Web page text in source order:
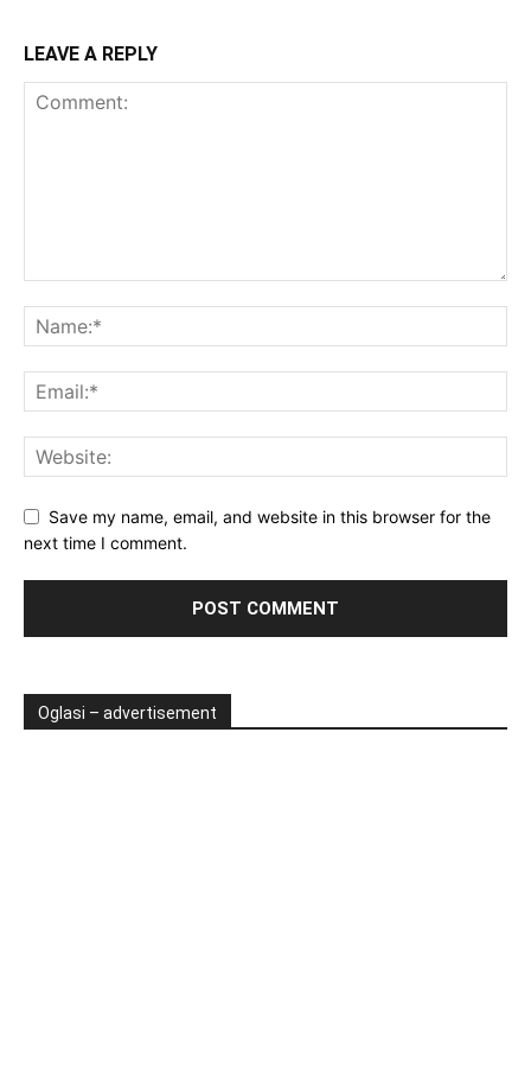
LEAVE A REPLY
Save my name, email, and website in this browser for the
next time I comment.
Oglasi – advertisement